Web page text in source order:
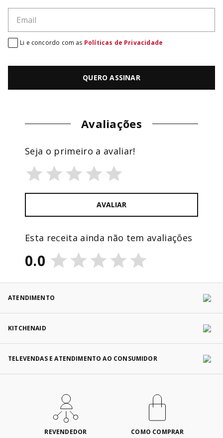
QUERO ASSINAR
Li e concordo com as Políticas de Privacidade
Avaliações
Esta receita ainda não tem avaliações
0.0
Seja o primeiro a avaliar!
AVALIAR
ATENDIMENTO
KITCHENAID
TELEVENDAS E ATENDIMENTO AO CONSUMIDOR
REVENDEDOR COMO COMPRAR